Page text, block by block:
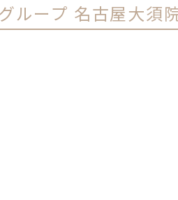
ループ 名古屋大須